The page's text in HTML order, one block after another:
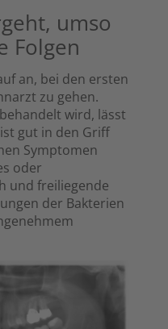
umso
Folgen
an, bei den ersten
zu gehen.
wird, lässt
gut in den Griff
Symptomen
oder
und freiliegende
der Bakterien